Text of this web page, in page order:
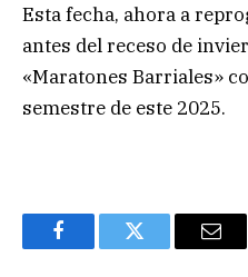
Esta fecha, ahora a
antes del receso de
«Maratones Barriales»
semestre de este 2025.
FacebookTwitter